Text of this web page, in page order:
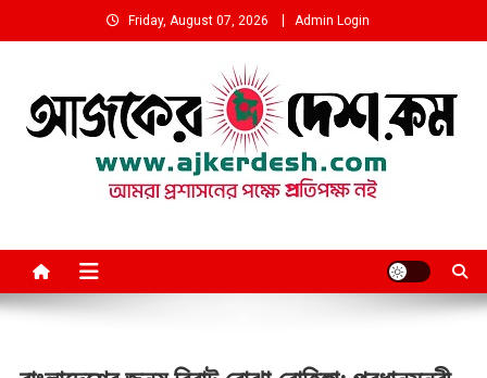
to
Friday, August 07, 2026 Admin Login